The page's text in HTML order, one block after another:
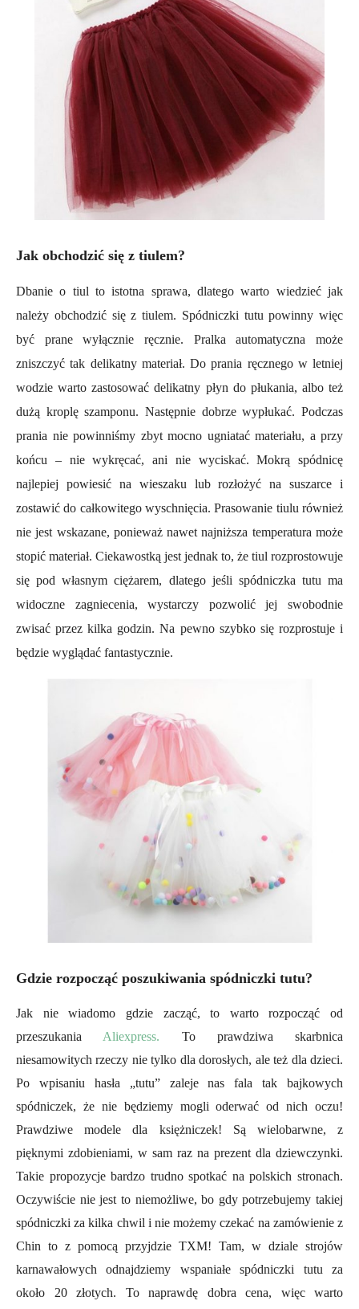
Jak obchodzić się z tiulem?
Dbanie o tiul to istotna sprawa, dlatego warto wiedzieć jak
należy obchodzić się z tiulem. Spódniczki tutu powinny więc
być prane wyłącznie ręcznie. Pralka automatyczna może
zniszczyć tak delikatny materiał. Do prania ręcznego w letniej
wodzie warto zastosować delikatny płyn do płukania, albo też
dużą kroplę szamponu. Następnie dobrze wypłukać. Podczas
prania nie powinniśmy zbyt mocno ugniatać materiału, a przy
końcu – nie wykręcać, ani nie wyciskać. Mokrą spódnicę
najlepiej powiesić na wieszaku lub rozłożyć na suszarce i
zostawić do całkowitego wyschnięcia. Prasowanie tiulu również
nie jest wskazane, ponieważ nawet najniższa temperatura może
stopić materiał. Ciekawostką jest jednak to, że tiul rozprostowuje
się pod własnym ciężarem, dlatego jeśli spódniczka tutu ma
widoczne zagniecenia, wystarczy pozwolić jej swobodnie
zwisać przez kilka godzin. Na pewno szybko się rozprostuje i
będzie wyglądać fantastycznie.
Gdzie rozpocząć poszukiwania spódniczki tutu?
Jak nie wiadomo gdzie zacząć, to warto rozpocząć od
przeszukania Aliexpress. To prawdziwa skarbnica
niesamowitych rzeczy nie tylko dla dorosłych, ale też dla dzieci.
Po wpisaniu hasła „tutu” zaleje nas fala tak bajkowych
spódniczek, że nie będziemy mogli oderwać od nich oczu!
Prawdziwe modele dla księżniczek! Są wielobarwne, z
pięknymi zdobieniami, w sam raz na prezent dla dziewczynki.
Takie propozycje bardzo trudno spotkać na polskich stronach.
Oczywiście nie jest to niemożliwe, bo gdy potrzebujemy takiej
spódniczki za kilka chwil i nie możemy czekać na zamówienie z
Chin to z pomocą przyjdzie TXM! Tam, w dziale strojów
karnawałowych odnajdziemy wspaniałe spódniczki tutu za
około 20 złotych. To naprawdę dobra cena, więc warto